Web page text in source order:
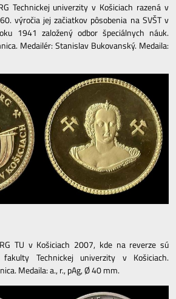
Technickej univerzity v Košiciach razená v
výročia jej začiatkov pôsobenia na SVŠT v
1941 založený odbor špeciálnych náuk.
Medailér: Stanislav Bukovanský. Medaila:
TU v Košiciach 2007, kde na reverze sú
fakulty Technickej univerzity v Košiciach.
Medaila: a., r., pAg, Ø 40 mm.